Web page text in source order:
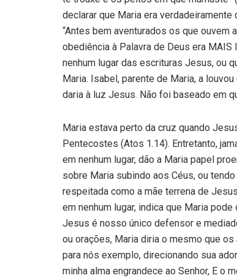
declarar que Maria era
“Antes bem aventurados os que ouvem
obediência à Palavra de Deus era MAIS
nenhum lugar das escrituras Jesus, ou
Maria. Isabel, parente de Maria, a
daria à luz Jesus. Não foi baseado em
Maria estava perto da cruz quando
Pentecostes (Atos 1.14). Entretanto,
em nenhum lugar, dão a Maria papel
sobre Maria subindo aos Céus, ou
respeitada como a mãe terrena de
em nenhum lugar, indica que Maria
Jesus é nosso único defensor e
ou orações, Maria diria o mesmo que os
para nós exemplo, direcionando sua
minha alma engrandece ao Senhor, E o